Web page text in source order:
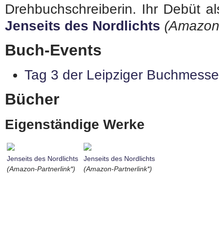
Drehbuchschreiberin. Ihr Debüt
Jenseits des Nordlichts
Buch-Events
Tag 3 der Leipziger
Bücher
Eigenständige Werke
Jenseits des Nordlichts
(Amazon-Partnerlink*)
Jenseits des Nordlichts
(Amazon-Partnerlink*)